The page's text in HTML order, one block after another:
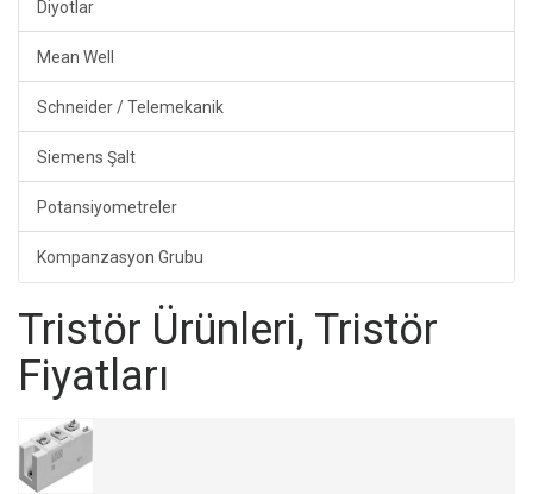
Diyotlar
Mean Well
Schneider / Telemekanik
Siemens Şalt
Potansiyometreler
Kompanzasyon Grubu
Tristör Ürünleri, Tristör
Fiyatları